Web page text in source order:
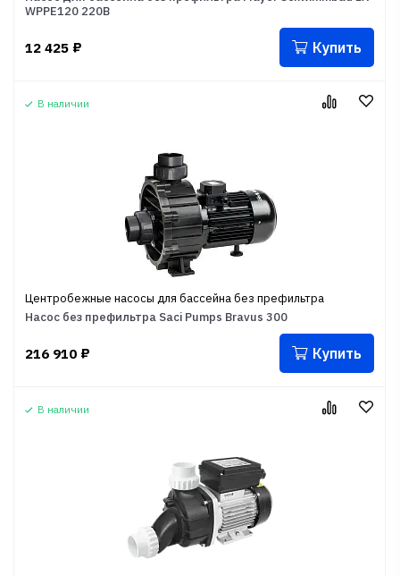
WPPE120 220В
12 425 ₽ Купить
В наличии
Центробежные насосы для бассейна без префильтра
Насос без префильтра Saci Pumps Bravus 300
216 910 ₽ Купить
В наличии